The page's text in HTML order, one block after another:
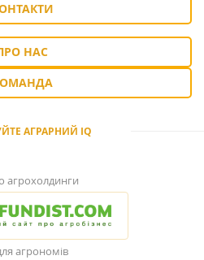
НАС
АГРАРНИЙ IQ
агрохолдинги
агрономів